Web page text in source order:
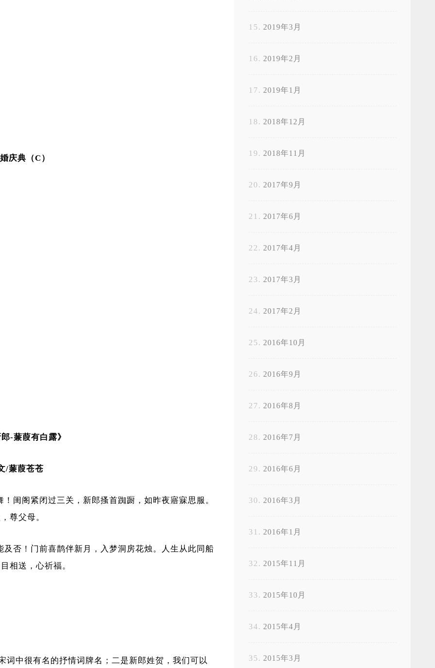
2019年3月
2019年2月
2019年1月
2018年12月
2018年11月
2017年9月
2017年6月
2017年4月
2017年3月
2017年2月
2016年10月
2016年9月
2016年8月
2016年7月
2016年6月
2016年3月
2016年1月
2015年11月
2015年10月
2015年4月
2015年3月
庆典（C）
-蒹葭有白露》
/蒹葭苍苍
闺阁紧闭过三关，新郎搔首踟蹰，如昨夜寤寐思服。
尊父母。
否！门前喜鹊伴新月，入梦洞房花烛。人生从此同船
相送，心祈福。
中很有名的抒情词牌名；二是新郎姓贺，我们可以